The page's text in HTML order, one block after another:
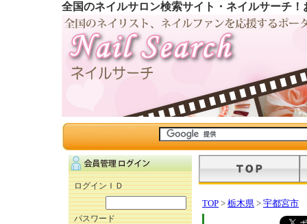
全国のネイルサロン検索サイト・ネイルサーチ
ログインＩＤ
パスワード
TOP > 栃木県 > 宇都宮市